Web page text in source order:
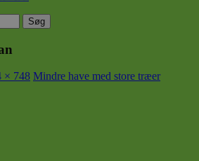
× 748 Mindre have med store træer